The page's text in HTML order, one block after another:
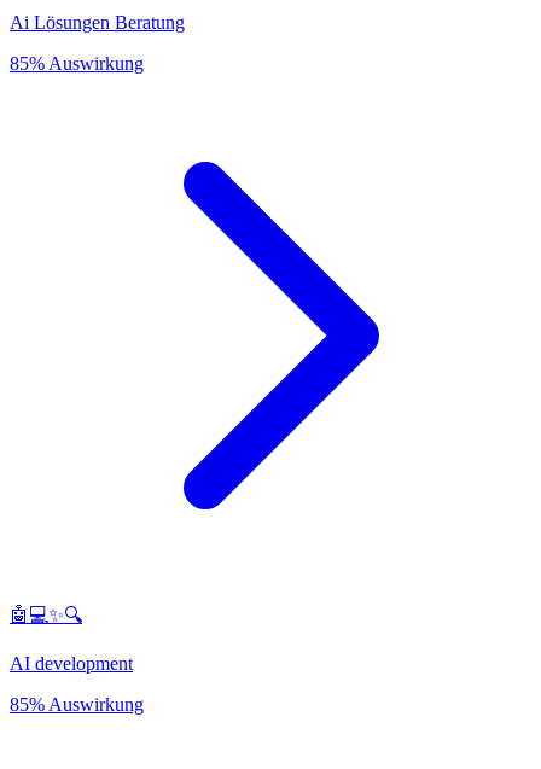
Ai Lösungen Beratung
85% Auswirkung
🤖💻✨🔍
AI development
85% Auswirkung